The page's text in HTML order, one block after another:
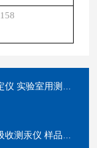
实验室用测汞仪
样品汞含量分析